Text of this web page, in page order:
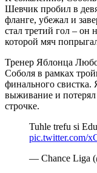
Шевчик пробил в
фланге, убежал и
стал третий гол – он
которой мяч
Тренер Яблонца
Соболя в рамках
финального свистка.
выживание и потерял
строчке.
Tuhle trefu si
pic.twitter.com/
— Chance Liga